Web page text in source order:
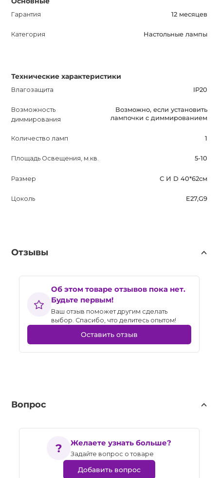
Гарантия 12 месяцев
Категория Настольные лампы
Технические характеристики
Влагозащита IP20
Возможность
диммирования
Возможно, если установить
лампочки с диммированием
Количество ламп 1
Площадь Освещения, м.кв. 5-10
Размер С И D 40*62см
Цоколь E27,G9
Отзывы
Об этом товаре отзывов пока нет.
Будьте первым!
Ваш отзыв поможет другим сделать
выбор. Спасибо, что делитесь опытом!
Оставить отзыв
Вопрос
Желаете узнать больше?
Задайте вопрос о товаре
Добавить вопрос